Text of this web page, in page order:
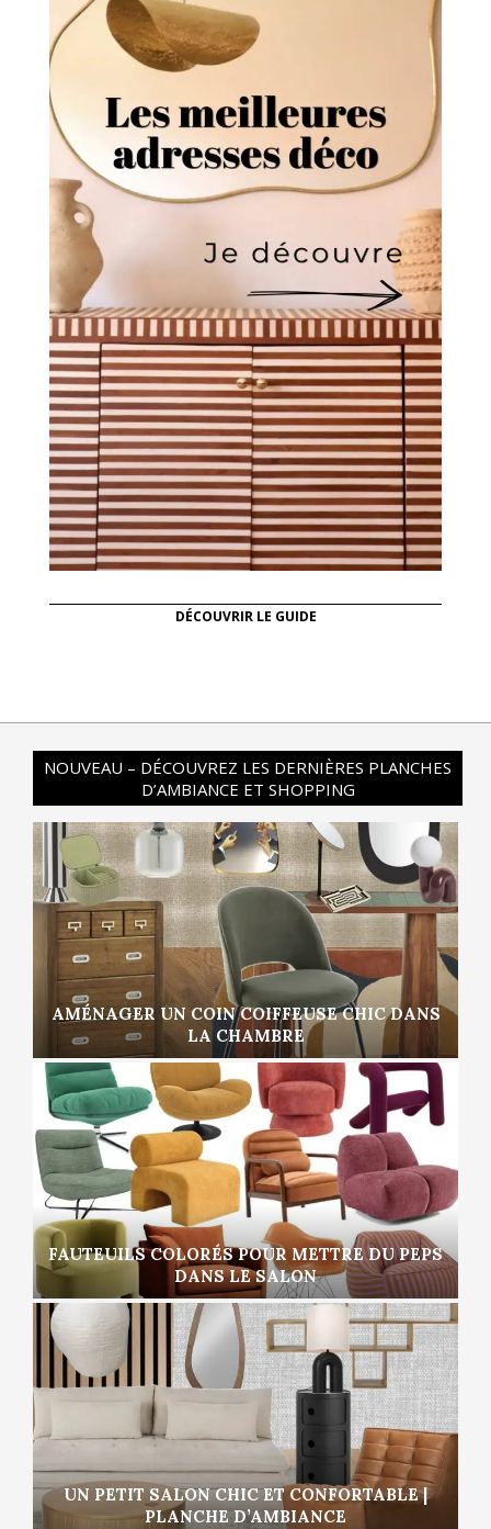
DÉCOUVRIR LE GUIDE
NOUVEAU – DÉCOUVREZ LES DERNIÈRES PLANCHES
D’AMBIANCE ET SHOPPING
AMÉNAGER UN COIN COIFFEUSE CHIC DANS
LA CHAMBRE
FAUTEUILS COLORÉS POUR METTRE DU PEPS
DANS LE SALON
UN PETIT SALON CHIC ET CONFORTABLE |
PLANCHE D’AMBIANCE